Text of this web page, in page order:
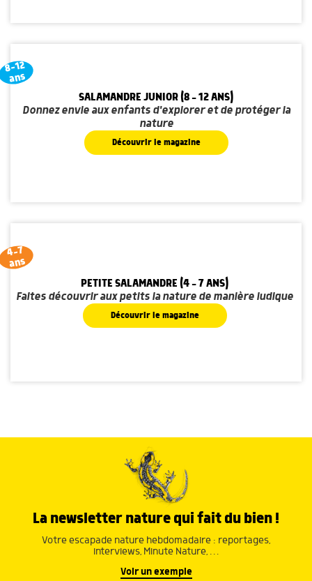
8-12
ans
SALAMANDRE JUNIOR (8 - 12 ANS)
Donnez envie aux enfants d'explorer et de protéger la
nature
Découvrir le magazine
4-7
ans
PETITE SALAMANDRE (4 - 7 ANS)
Faites découvrir aux petits la nature de manière ludique
Découvrir le magazine
La newsletter nature qui fait du bien !
Votre escapade nature hebdomadaire : reportages,
interviews, Minute Nature, …
Voir un exemple